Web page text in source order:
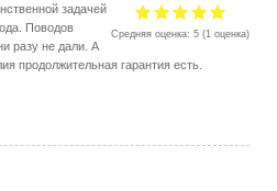
Средняя оценка:5 (1 оценка)
задачей
Поводов
разу не дали. А
продолжительная гарантия есть.